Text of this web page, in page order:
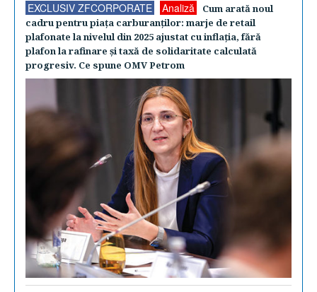
EXCLUSIV ZFCORPORATE Analiză
Cum arată noul
cadru pentru piaţa carburanţilor: marje de retail
plafonate la nivelul din 2025 ajustat cu inflaţia, fără
plafon la rafinare şi taxă de solidaritate calculată
progresiv. Ce spune OMV Petrom